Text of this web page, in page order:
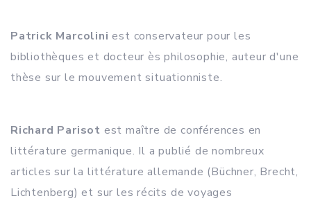
Patrick Marcolini est conservateur pour les
bibliothèques et docteur ès philosophie, auteur d'une
thèse sur le mouvement situationniste.
Richard Parisot est maître de conférences en
littérature germanique. Il a publié de nombreux
articles sur la littérature allemande (Büchner, Brecht,
Lichtenberg) et sur les récits de voyages